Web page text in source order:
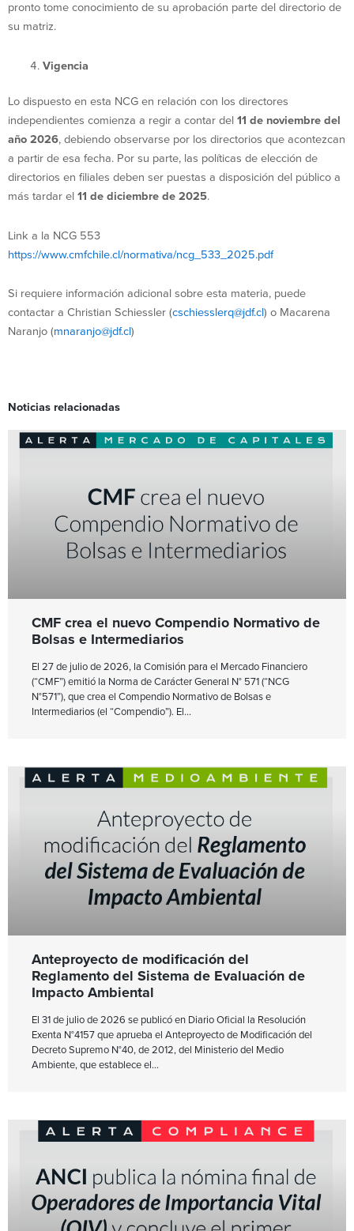
pronto tome conocimiento de su aprobación parte del directorio de
su matriz.
Vigencia
Lo dispuesto en esta NCG en relación con los directores
independientes comienza a regir a contar del11 de noviembre del
año 2026, debiendo observarse por los directorios que acontezcan
a partir de esa fecha. Por su parte, las políticas de elección de
directorios en filiales deben ser puestas a disposición del público a
más tardar el11 de diciembre de 2025.
Link a la NCG 553
https://www.cmfchile.cl/normativa/ncg_533_2025.pdf
Si requiere información adicional sobre esta materia, puede
contactar a Christian Schiessler (cschiesslerq@jdf.cl) o Macarena
Naranjo (mnaranjo@jdf.cl)
Noticias relacionadas
CMF crea el nuevo Compendio Normativo de
Bolsas e Intermediarios
El 27 de julio de 2026, la Comisión para el Mercado Financiero
(“CMF”) emitió la Norma de Carácter General N° 571 (“NCG
N°571”), que crea el Compendio Normativo de Bolsas e
Intermediarios (el “Compendio”). El
Anteproyecto de modificación del
Reglamento del Sistema de Evaluación de
Impacto Ambiental
El 31 de julio de 2026 se publicó en Diario Oficial la Resolución
Exenta N°4157 que aprueba el Anteproyecto de Modificación del
Decreto Supremo N°40, de 2012, del Ministerio del Medio
Ambiente, que establece el